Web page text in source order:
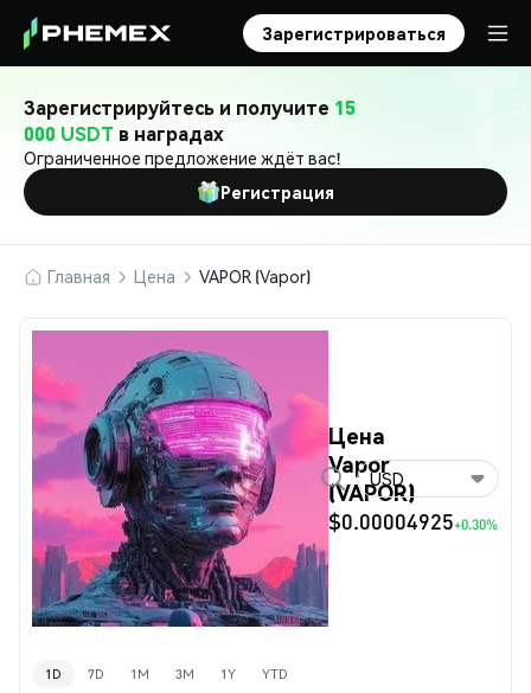
Зарегистрироваться
Зарегистрируйтесь и получите 15
000 USDT в наградах
Ограниченное предложение ждёт вас!
Регистрация
Главная Цена VAPOR (Vapor)
Цена
Vapor
(VAPOR)
$0.00004925+0.30%
USD
1D 7D 1M 3M 1Y YTD